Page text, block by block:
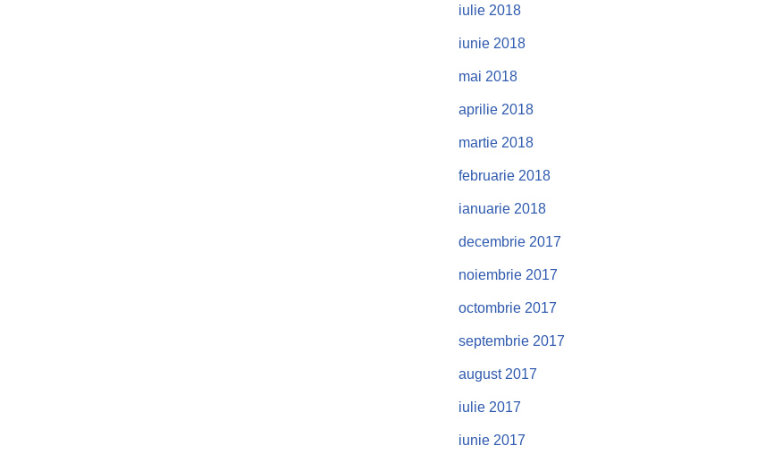
iulie 2018
iunie 2018
mai 2018
aprilie 2018
martie 2018
februarie 2018
ianuarie 2018
decembrie 2017
noiembrie 2017
octombrie 2017
septembrie 2017
august 2017
iulie 2017
iunie 2017